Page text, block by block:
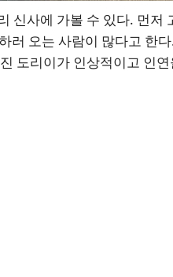
신사에 가볼 수 있다. 먼저
러 오는 사람이 많다고 한
도리이가 인상적이고 인